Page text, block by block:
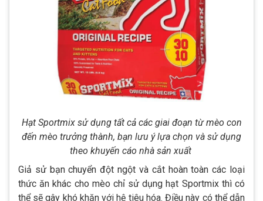
Hạt Sportmix sử dụng tất cả các giai đoạn từ mèo con
đến mèo trưởng thành, bạn lưu ý lựa chọn và sử dụng
theo khuyến cáo nhà sản xuất
Giả sử bạn chuyển đột ngột và cắt hoàn toàn các loại
thức ăn khác cho mèo chỉ sử dụng hạt Sportmix thì có
thể sẽ gây khó khăn với hệ tiêu hóa. Điều này có thể dẫn